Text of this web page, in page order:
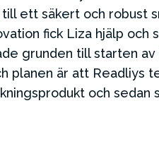
ett säkert och robust
fick Liza hjälp och
grunden till starten av
planen är att Readliys
och sedan